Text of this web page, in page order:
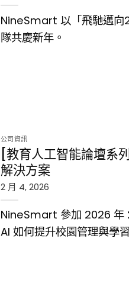
NineSmart 以「飛馳邁向
隊共慶新年。
公司資訊
[教育人工智能論壇
解決方案
2 月 4, 2026
NineSmart 參加 2026 年
AI 如何提升校園管理與學